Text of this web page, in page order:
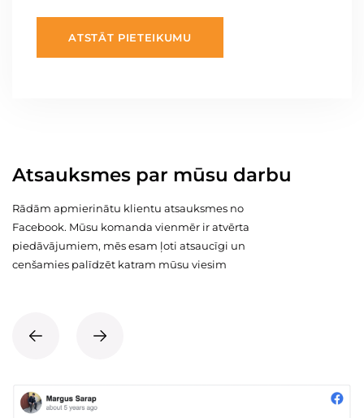
ATSTĀT PIETEIKUMU
Atsauksmes par mūsu darbu
Rādām apmierinātu klientu atsauksmes no
Facebook. Mūsu komanda vienmēr ir atvērta
piedāvājumiem, mēs esam ļoti atsaucīgi un
cenšamies palīdzēt katram mūsu viesim